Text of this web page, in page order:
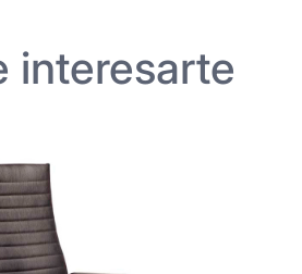
interesarte